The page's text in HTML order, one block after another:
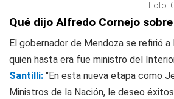
Foto:
Qué dijo Alfredo Cornejo
El gobernador de Mendoza se refirió a
quien hasta era fue ministro del
Santilli: "En esta nueva etapa como
Ministros de la Nación, le deseo